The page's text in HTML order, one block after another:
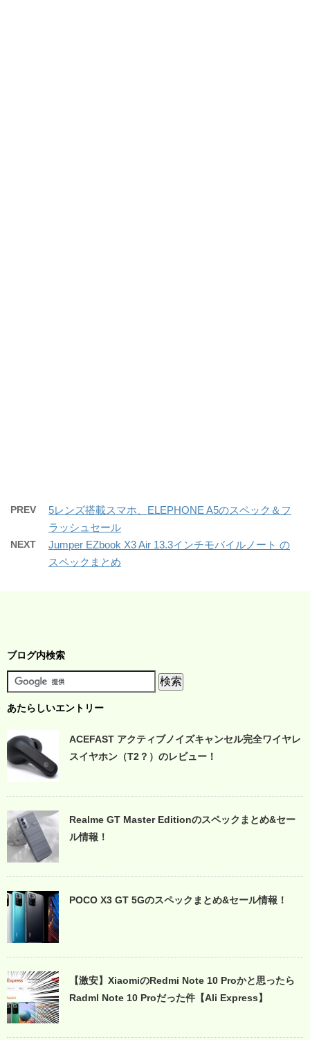
PREV
5レンズ搭載スマホ、ELEPHONE A5のスペック＆フ
ラッシュセール
NEXT
Jumper EZbook X3 Air 13.3インチモバイルノート の
スペックまとめ
ブログ内検索
あたらしいエントリー
ACEFAST アクティブノイズキャンセル完全ワイヤレ
スイヤホン（T2？）のレビュー！
Realme GT Master Editionのスペックまとめ&セー
ル情報！
POCO X3 GT 5Gのスペックまとめ&セール情報！
【激安】XiaomiのRedmi Note 10 Proかと思ったら
Radml Note 10 Proだった件【Ali Express】